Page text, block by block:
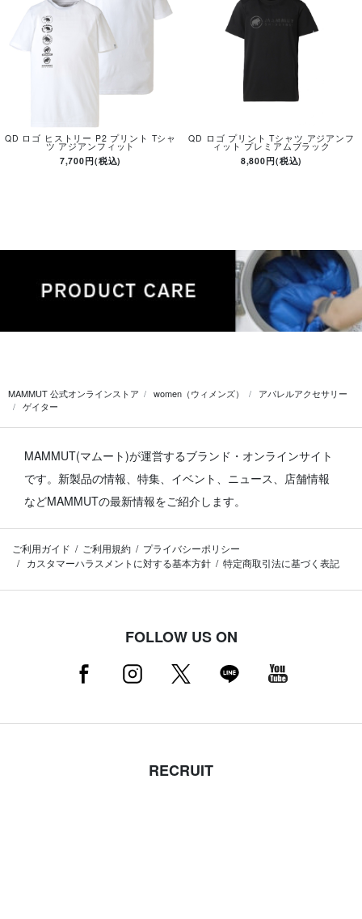
QD ロゴ ヒストリー P2 プリント Tシャ
ツ アジアンフィット
7,700円(税込)
QD ロゴ プリント Tシャツ アジアンフ
ィット プレミアムブラック
8,800円(税込)
MAMMUT 公式オンラインストア women（ウィメンズ）
アパレルアクセサリー
ゲイター
MAMMUT(マムート)が運営するブランド・オンラインサイト
です。 新製品の情報、特集、イベント、ニュース、店舗情報
などMAMMUTの最新情報をご紹介します。
ご利用ガイド ご利用規約
プライバシーポリシー
カスタマーハラスメントに対する基本方針
特定商取引法に基づく表記
FOLLOW US ON
RECRUIT